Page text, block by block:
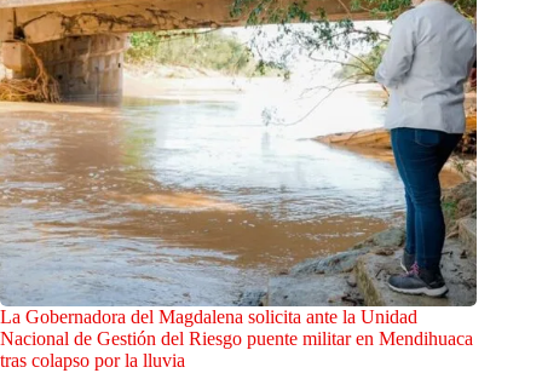
La Gobernadora del Magdalena solicita ante la Unidad
Nacional de Gestión del Riesgo puente militar en Mendihuaca
tras colapso por la lluvia